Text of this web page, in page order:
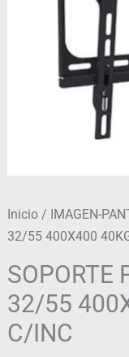
Inicio / IMAGEN-
32/55 400X400
SOPORTE
32/55
C/INC
cantidad